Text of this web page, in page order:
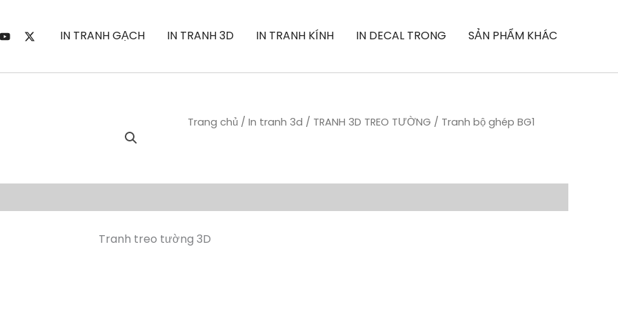
IN TRANH GẠCH IN TRANH 3D IN TRANH KÍNH IN DECAL TRONG SẢN PHẨM KHÁC
Trang chủ / In tranh 3d / TRANH 3D TREO TƯỜNG / Tranh bộ ghép BG1
Tranh treo tường 3D